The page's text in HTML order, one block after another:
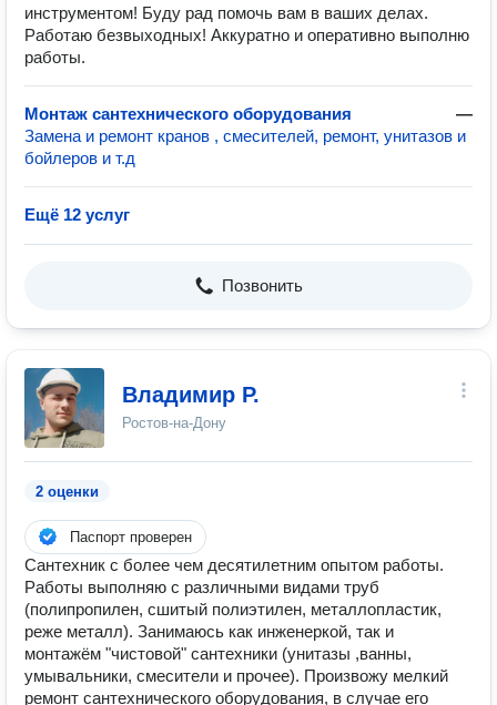
инструментом! Буду рад помочь вам в ваших делах.
Работаю безвыходных! Аккуратно и оперативно выполню
работы.
Монтаж сантехнического оборудования
—
Замена и ремонт кранов , смесителей, ремонт, унитазов и
бойлеров и т.д
Ещё 12 услуг
Позвонить
Владимир Р.
Ростов-на-Дону
2 оценки
Паспорт проверен
Сантехник с более чем десятилетним опытом работы.
Работы выполняю с различными видами труб
(полипропилен, сшитый полиэтилен, металлопластик,
реже металл). Занимаюсь как инженеркой, так и
монтажём "чистовой" сантехники (унитазы ,ванны,
умывальники, смесители и прочее). Произвожу мелкий
ремонт сантехнического оборудования, в случае его